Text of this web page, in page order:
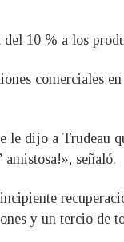
10 % a los
comerciales
dijo a Trudeau
señaló.
y un tercio de